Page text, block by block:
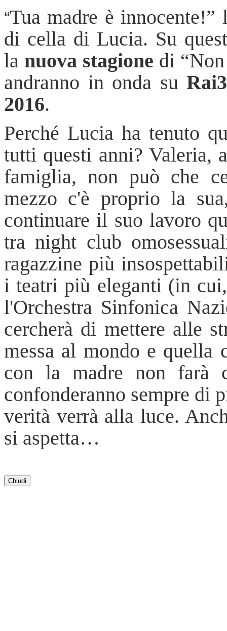
“Tua madre è
di cella di Lucia. Su
la nuova stagione di
andranno in onda su
2016.
Perché Lucia ha tenuto
tutti questi anni? Valeria,
famiglia, non può che
mezzo c'è proprio la
continuare il suo lavoro
tra night club
ragazzine più
i teatri più eleganti (in
l'Orchestra Sinfonica
cercherà di mettere alle
messa al mondo e
con la madre non farà
confonderanno sempre di
verità verrà alla luce.
si aspetta…
Chiudi